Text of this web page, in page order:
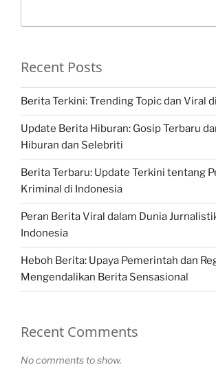
Recent Posts
Berita Terkini: Trending Topic dan Viral
Update Berita Hiburan: Gosip Terbaru
Hiburan dan Selebriti
Berita Terbaru: Update Terkini tentang
Kriminal di Indonesia
Peran Berita Viral dalam Dunia
Indonesia
Heboh Berita: Upaya Pemerintah dan
Mengendalikan Berita Sensasional
Recent Comments
No comments to show.